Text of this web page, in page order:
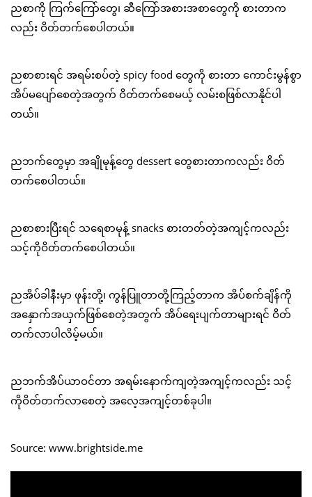
ညစာကို ကြက်ကြော်တွေ၊ ဆီကြော်အစားအစာတွေကို စားတာက
လည်း ဝိတ်တက်စေပါတယ်။
ညစာစားရင် အရမ်းစပ်တဲ့ spicy food တွေကို စားတာ ကောင်းမွန်စွာ
အိပ်မပျော်စေတဲ့အတွက် ဝိတ်တက်စေမယ့် လမ်းစဖြစ်လာနိုင်ပါ
တယ်။
ညဘက်တွေမှာ အချိုမုန့်တွေ dessert တွေစားတာကလည်း ဝိတ်
တက်စေပါတယ်။
ညစာစားပြီးရင် သရေစာမုန့် snacks စားတတ်တဲ့အကျင့်ကလည်း
သင့်ကိုဝိတ်တက်စေပါတယ်။
ညအိပ်ခါနီးမှာ ဖုန်းတို့၊ ကွန်ပြူတာတို့ကြည့်တာက အိပ်စက်ချိန်ကို
အနှောက်အယှက်ဖြစ်စေတဲ့အတွက် အိပ်ရေးပျက်တာများရင် ဝိတ်
တက်လာပါလိမ့်မယ်။
ညဘက်အိပ်ယာဝင်တာ အရမ်းနောက်ကျတဲ့အကျင့်ကလည်း သင့်
ကိုဝိတ်တက်လာစေတဲ့ အလေ့အကျင့်တစ်ခုပါ။
Source: www.brightside.me